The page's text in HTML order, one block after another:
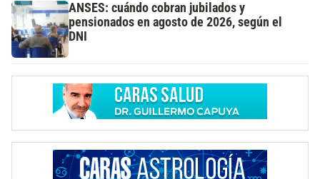
ANSES: cuándo cobran jubilados y
pensionados en agosto de 2026, según el
DNI